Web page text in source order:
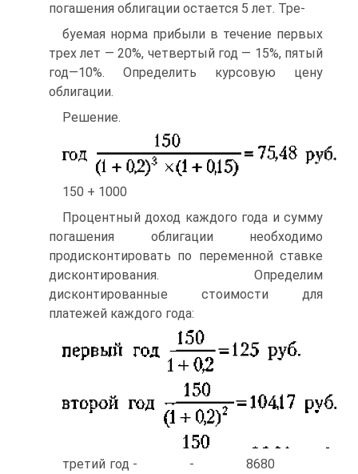
погашения облигации остается 5 лет. Тре-
буемая норма прибыли в течение первых
трех лет — 20%, четвертый год — 15%, пятый
год—10%. Определить курсовую цену
облигации.
Решение.
150 + 1000
Процентный доход каждого года и сумму
погашения облигации необходимо
продисконтировать по переменной ставке
дисконтирования. Определим
дисконтированные стоимости для
платежей каждого года:
третий год - - 8680